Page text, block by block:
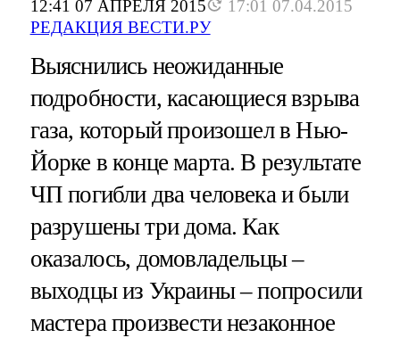
12:41 07 АПРЕЛЯ 2015
17:01 07.04.2015
РЕДАКЦИЯ ВЕСТИ.РУ
Выяснились неожиданные
подробности, касающиеся взрыва
газа, который произошел в Нью-
Йорке в конце марта. В результате
ЧП погибли два человека и были
разрушены три дома. Как
оказалось, домовладельцы –
выходцы из Украины – попросили
мастера произвести незаконное